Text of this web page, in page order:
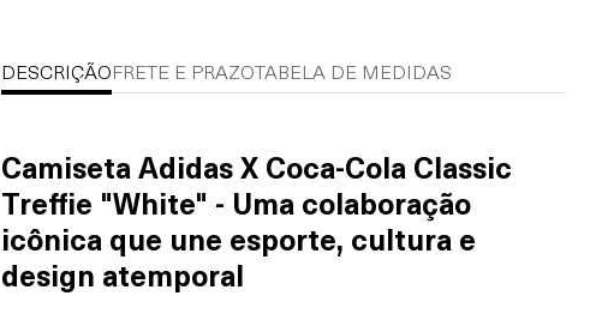
DESCRIÇÃO FRETE E PRAZOTABELA DE MEDIDAS
Camiseta Adidas X Coca-Cola Classic
Treffie "White" - Uma colaboração
icônica que une esporte, cultura e
design atemporal